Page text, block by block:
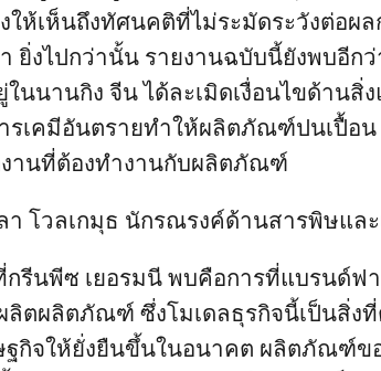
ให้เห็นถึงทัศนคติที่ไม่ระมัดระวังต่อ
ยิ่งไปกว่านั้น รายงานฉบับนี้ยังพบอีก
ในนานกิง จีน ได้ละเมิดเงื่อนไขด้าน
รเคมีอันตรายทำให้ผลิตภัณฑ์ปนเปื้อน
านที่ต้องทำงานกับผลิตภัณฑ์
า โวลเกมุธ นักรณรงค์ด้านสารพิษแล
กรีนพีซ เยอรมนี พบคือการที่แบรนด์ฟ
ลิตผลิตภัณฑ์ ซึ่งโมเดลธุรกิจนี้เป็นสิ่ง
ฐกิจให้ยั่งยืนขึ้นในอนาคต ผลิตภัณฑ์ข